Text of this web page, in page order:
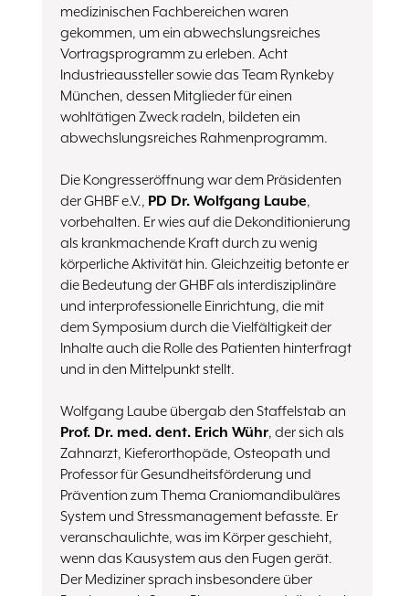
medizinischen Fachbereichen waren
gekommen, um ein abwechslungsreiches
Vortragsprogramm zu erleben. Acht
Industrieaussteller sowie das Team Rynkeby
München, dessen Mitglieder für einen
wohltätigen Zweck radeln, bildeten ein
abwechslungsreiches Rahmenprogramm.
Die Kongresseröffnung war dem Präsidenten
der GHBF e.V., PD Dr. Wolfgang Laube,
vorbehalten. Er wies auf die Dekonditionierung
als krankmachende Kraft durch zu wenig
körperliche Aktivität hin. Gleichzeitig betonte er
die Bedeutung der GHBF als interdisziplinäre
und interprofessionelle Einrichtung, die mit
dem Symposium durch die Vielfältigkeit der
Inhalte auch die Rolle des Patienten hinterfragt
und in den Mittelpunkt stellt.
Wolfgang Laube übergab den Staffelstab an
Prof. Dr. med. dent. Erich Wühr, der sich als
Zahnarzt, Kieferorthopäde, Osteopath und
Professor für Gesundheitsförderung und
Prävention zum Thema Craniomandibuläres
System und Stressmanagement befasste. Er
veranschaulichte, was im Körper geschieht,
wenn das Kausystem aus den Fugen gerät.
Der Mediziner sprach insbesondere über